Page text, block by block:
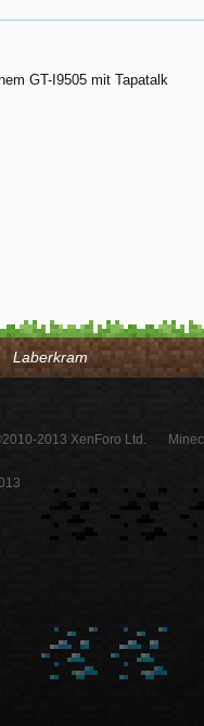
GT-I9505 mit Tapatalk
Laberkram
2013 XenForo Ltd.